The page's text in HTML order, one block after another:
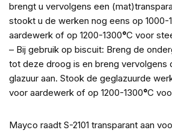
brengt u vervolgens een
stookt u de werken nog eens op 1000-
aardewerk of op 1200-1300°C voor
– Bij gebruik op biscuit: Breng de
tot deze droog is en breng vervolgens
glazuur aan. Stook de geglazuurde
voor aardewerk of op 1200-1300°C
Mayco raadt S-2101 transparant aan